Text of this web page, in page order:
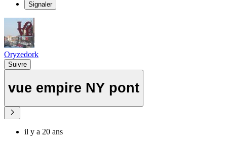
Signaler
Oryzedork
Suivre
vue empire NY pont
il y a 20 ans